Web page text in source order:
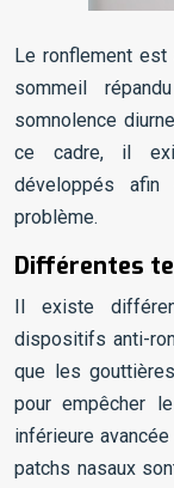
Le ronflement est
sommeil
somnolence
ce cadre, il
développés
problème.
Différentes
Il existe
dispositifs anti-
que les
pour empêcher
inférieure
patchs nasaux